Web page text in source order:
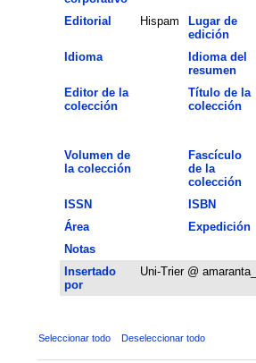
Editorial
Hispam
Lugar de
edición
Idioma
Idioma del
resumen
Editor de la
colección
Título de la
colección
Volumen de
la colección
Fascículo
de la
colección
ISSN
ISBN
Área
Expedición
Notas
Insertado
por
Uni-Trier @
Seleccionar todo Deseleccionar todo